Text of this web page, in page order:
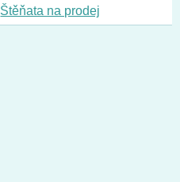
Štěňata na prodej